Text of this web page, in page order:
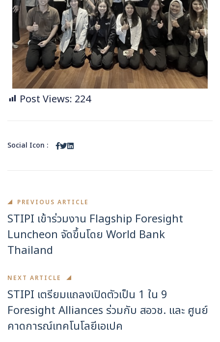
Post Views: 224
Social Icon :
PREVIOUS ARTICLE
STIPI เข้าร่วมงาน Flagship Foresight
Luncheon จัดขึ้นโดย World Bank
Thailand
NEXT ARTICLE
STIPI เตรียมแถลงเปิดตัวเป็น 1 ใน 9
Foresight Alliances ร่วมกับ สอวช. และ ศูนย์
คาดการณ์เทคโนโลยีเอเปค